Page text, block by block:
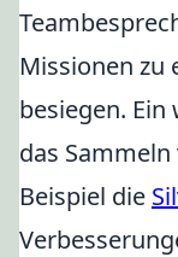
Missionen zu
besiegen.
das
Beispiel die